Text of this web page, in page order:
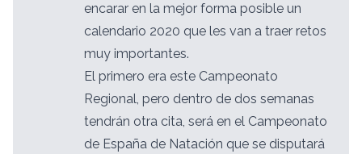
encarar en la mejor forma posible un
calendario 2020 que les van a traer retos
muy importantes.
El primero era este Campeonato
Regional, pero dentro de dos semanas
tendrán otra cita, será en el Campeonato
de España de Natación que se disputará